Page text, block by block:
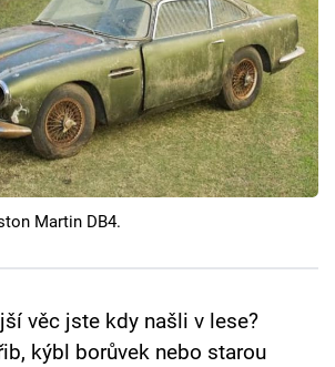
Martin DB4.
věc jste kdy našli v lese?
kýbl borůvek nebo starou